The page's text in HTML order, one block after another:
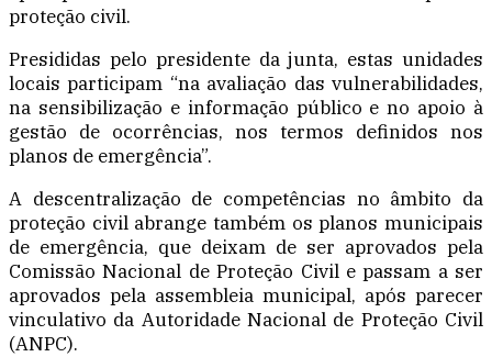
proteção civil.
Presididas pelo presidente da junta, estas unidades
locais participam “na avaliação das vulnerabilidades,
na sensibilização e informação público e no apoio à
gestão de ocorrências, nos termos definidos nos
planos de emergência”.
A descentralização de competências no âmbito da
proteção civil abrange também os planos municipais
de emergência, que deixam de ser aprovados pela
Comissão Nacional de Proteção Civil e passam a ser
aprovados pela assembleia municipal, após parecer
vinculativo da Autoridade Nacional de Proteção Civil
(ANPC).